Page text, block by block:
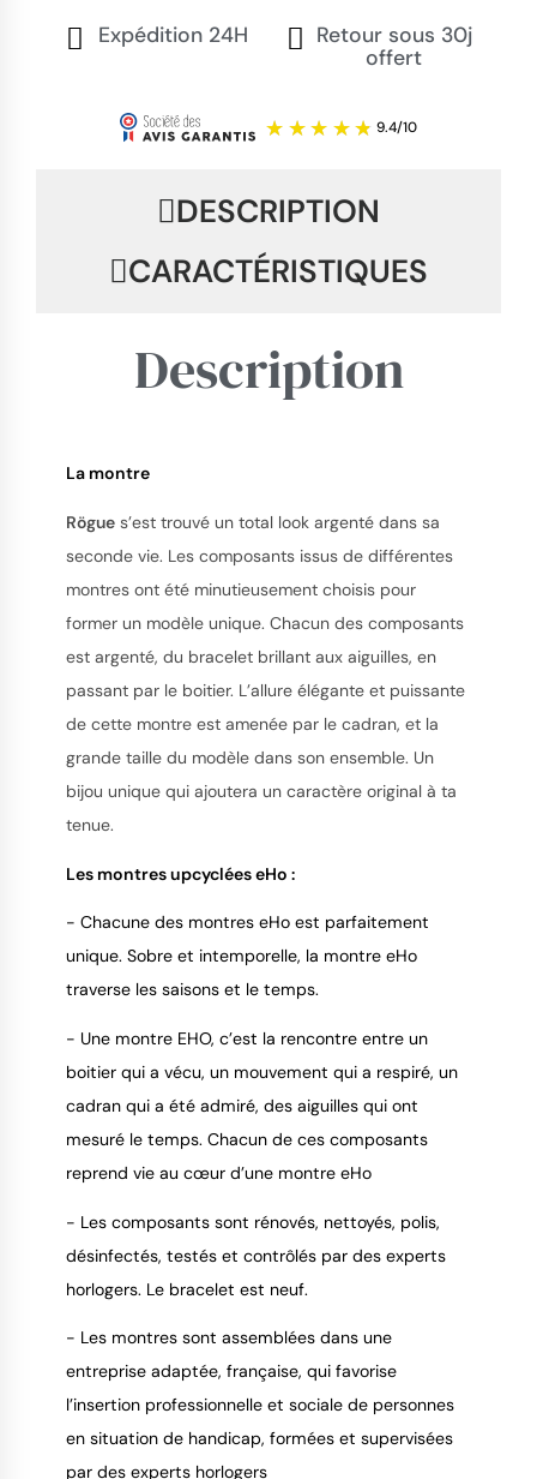
Expédition 24H
Retour sous 30j
offert
9.4
DESCRIPTION
CARACTÉRISTIQUES
Description
La montre
Rögue s’est trouvé un total look argenté dans sa
seconde vie. Les composants issus de différentes
montres ont été minutieusement choisis pour
former un modèle unique. Chacun des composants
est argenté, du bracelet brillant aux aiguilles, en
passant par le boitier. L’allure élégante et puissante
de cette montre est amenée par le cadran, et la
grande taille du modèle dans son ensemble. Un
bijou unique qui ajoutera un caractère original à ta
tenue.
Les montres upcyclées eHo :
- Chacune des montres eHo est parfaitement
unique. Sobre et intemporelle, la montre eHo
traverse les saisons et le temps.
- Une montre EHO, c’est la rencontre entre un
boitier qui a vécu, un mouvement qui a respiré, un
cadran qui a été admiré, des aiguilles qui ont
mesuré le temps. Chacun de ces composants
reprend vie au cœur d’une montre eHo
- Les composants sont rénovés, nettoyés, polis,
désinfectés, testés et contrôlés par des experts
horlogers. Le bracelet est neuf.
- Les montres sont assemblées dans une
entreprise adaptée, française, qui favorise
l’insertion professionnelle et sociale de personnes
en situation de handicap, formées et supervisées
par des experts horlogers